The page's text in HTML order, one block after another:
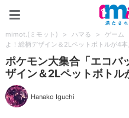
mimot.(ミモット) > ハマる > ゲーム
よ！総柄デザイン＆2Lペットボトルが4
ポケモン大集合「エコバ
ザイン＆2Lペットボト
Hanako Iguchi